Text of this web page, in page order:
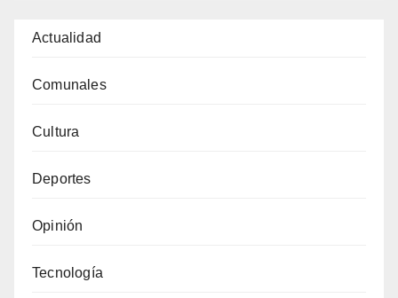
Actualidad
Comunales
Cultura
Deportes
Opinión
Tecnología